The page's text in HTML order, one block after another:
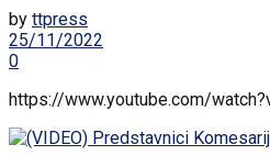
by ttpress
25/11/2022
0
https://www.youtube.com/